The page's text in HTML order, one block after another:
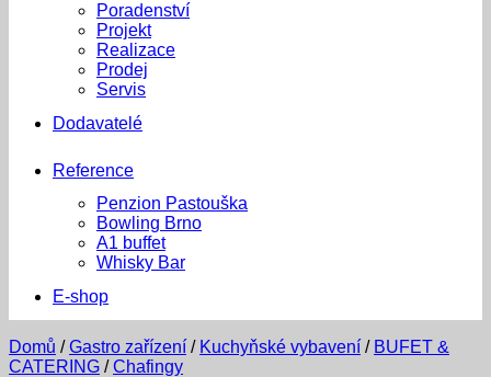
Poradenství
Projekt
Realizace
Prodej
Servis
Dodavatelé
Reference
Penzion Pastouška
Bowling Brno
A1 buffet
Whisky Bar
E-shop
Domů / Gastro zařízení / Kuchyňské vybavení / BUFET &
CATERING / Chafingy